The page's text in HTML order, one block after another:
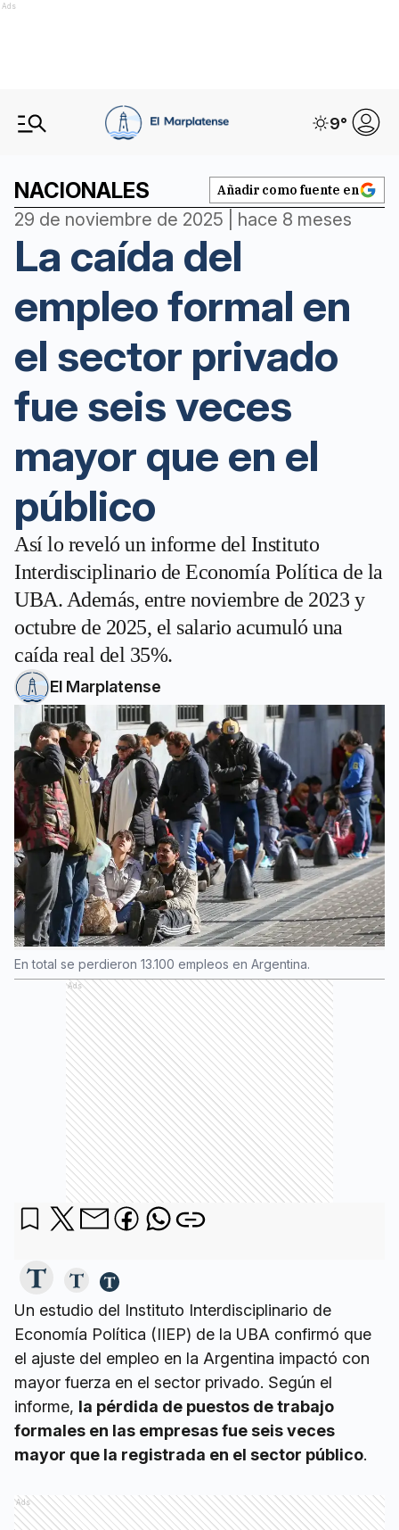
Ads
9°
NACIONALES Añadir como fuente en
29 de noviembre de 2025 | hace 8 meses
La caída del
empleo formal en
el sector privado
fue seis veces
mayor que en el
público
Así lo reveló un informe del Instituto
Interdisciplinario de Economía Política de la
UBA. Además, entre noviembre de 2023 y
octubre de 2025, el salario acumuló una
caída real del 35%.
El Marplatense
En total se perdieron 13.100 empleos en Argentina.
Ads
Un estudio del Instituto Interdisciplinario de
Economía Política (IIEP) de la UBA confirmó que
el ajuste del empleo en la Argentina impactó con
mayor fuerza en el sector privado. Según el
informe, la pérdida de puestos de trabajo
formales en las empresas fue seis veces
mayor que la registrada en el sector público.
Ads